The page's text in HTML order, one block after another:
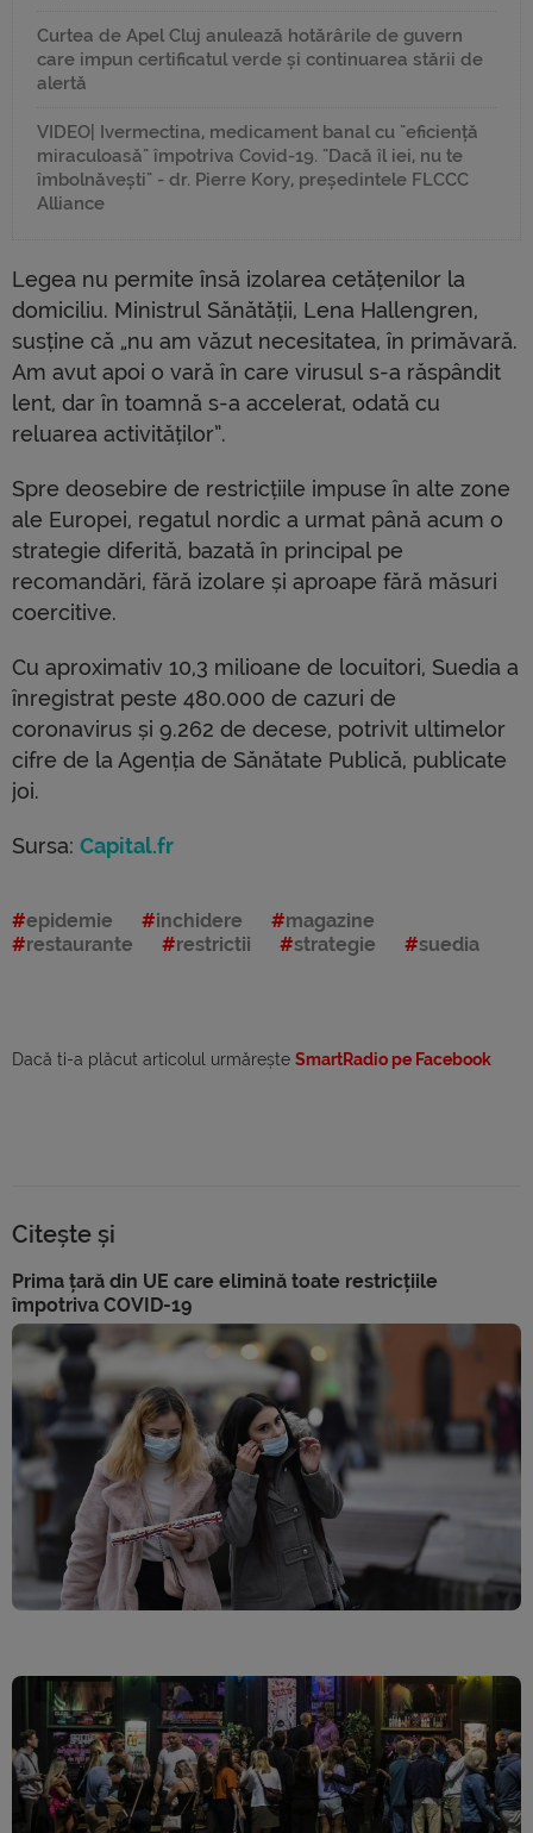
Curtea de Apel Cluj anulează hotărârile de guvern
care impun certificatul verde și continuarea stării de
alertă
VIDEO| Ivermectina, medicament banal cu "eficiență
miraculoasă" împotriva Covid-19. "Dacă îl iei, nu te
îmbolnăvești" - dr. Pierre Kory, președintele FLCCC
Alliance
Legea nu permite însă izolarea cetățenilor la
domiciliu. Ministrul Sănătății, Lena Hallengren,
susține că „nu am văzut necesitatea, în primăvară.
Am avut apoi o vară în care virusul s-a răspândit
lent, dar în toamnă s-a accelerat, odată cu
reluarea activităților”.
Spre deosebire de restricțiile impuse în alte zone
ale Europei, regatul nordic a urmat până acum o
strategie diferită, bazată în principal pe
recomandări, fără izolare și aproape fără măsuri
coercitive.
Cu aproximativ 10,3 milioane de locuitori, Suedia a
înregistrat peste 480.000 de cazuri de
coronavirus și 9.262 de decese, potrivit ultimelor
cifre de la Agenția de Sănătate Publică, publicate
joi.
Sursa: Capital.fr
epidemie inchidere
magazine
restaurante
restrictii strategie suedia
Dacă ti-a plăcut articolul urmărește SmartRadio pe Facebook
Citește și
Prima țară din UE care elimină toate restricțiile
împotriva COVID-19